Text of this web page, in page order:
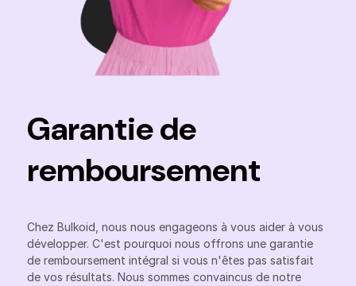
Garantie de
remboursement
Chez Bulkoid, nous nous engageons à vous aider à vous
développer. C'est pourquoi nous offrons une garantie
de remboursement intégral si vous n'êtes pas satisfait
de vos résultats. Nous sommes convaincus de notre